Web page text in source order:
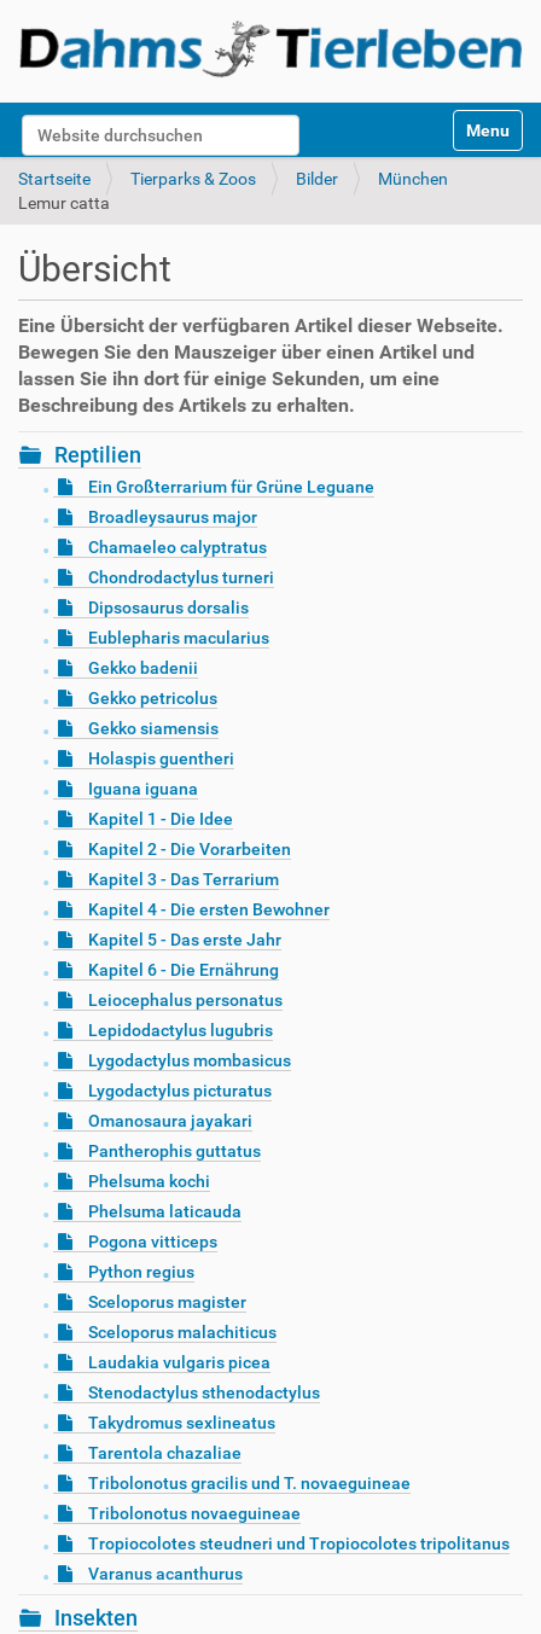
Website durchsuchen
k
Toggle
Startseite Tierparks & Zoos Bilder
München
Lemur catta
Übersicht
Eine Übersicht der verfügbaren Artikel dieser Webseite.
Bewegen Sie den Mauszeiger über einen Artikel und
lassen Sie ihn dort für einige Sekunden, um eine
Beschreibung des Artikels zu erhalten.
Reptilien
Ein Großterrarium für Grüne Leguane
Broadleysaurus major
Chamaeleo calyptratus
Chondrodactylus turneri
Dipsosaurus dorsalis
Eublepharis macularius
Gekko badenii
Gekko petricolus
Gekko siamensis
Holaspis guentheri
Iguana iguana
Kapitel 1 - Die Idee
Kapitel 2 - Die Vorarbeiten
Kapitel 3 - Das Terrarium
Kapitel 4 - Die ersten Bewohner
Kapitel 5 - Das erste Jahr
Kapitel 6 - Die Ernährung
Leiocephalus personatus
Lepidodactylus lugubris
Lygodactylus mombasicus
Lygodactylus picturatus
Omanosaura jayakari
Pantherophis guttatus
Phelsuma kochi
Phelsuma laticauda
Pogona vitticeps
Python regius
Sceloporus magister
Sceloporus malachiticus
Laudakia vulgaris picea
Stenodactylus sthenodactylus
Takydromus sexlineatus
Tarentola chazaliae
Tribolonotus gracilis und T. novaeguineae
Tribolonotus novaeguineae
Tropiocolotes steudneri und Tropiocolotes tripolitanus
Varanus acanthurus
Insekten